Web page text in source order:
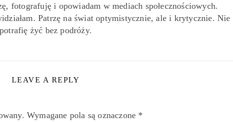
fotografuję i opowiadam w mediach społecznościowych.
Patrzę na świat optymistycznie, ale i krytycznie. Nie
potrafię żyć bez podróży.
LEAVE A REPLY
Wymagane pola są oznaczone *